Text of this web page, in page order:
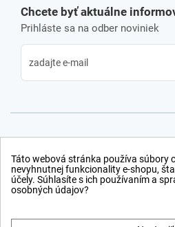
Chcete byť aktuálne
Prihláste sa na odber noviniek
Táto webová stránka používa súbory
nevyhnutnej funkcionality e-shopu,
účely. Súhlasíte s ich používaním a
osobných údajov?